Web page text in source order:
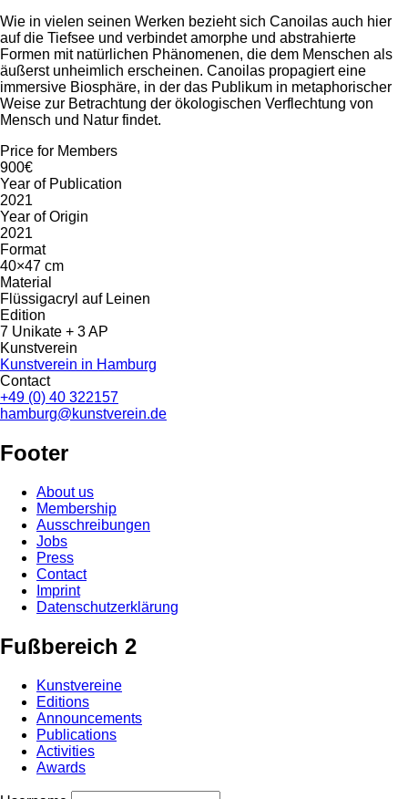
Wie in vielen seinen Werken bezieht sich Canoilas auch hier
auf die Tiefsee und verbindet amorphe und abstrahierte
Formen mit natürlichen Phänomenen, die dem Menschen als
äußerst unheimlich erscheinen. Canoilas propagiert eine
immersive Biosphäre, in der das Publikum in metaphorischer
Weise zur Betrachtung der ökologischen Verflechtung von
Mensch und Natur findet.
Price for Members
900€
Year of Publication
2021
Year of Origin
2021
Format
40×47 cm
Material
Flüssigacryl auf Leinen
Edition
7 Unikate + 3 AP
Kunstverein
Kunstverein in Hamburg
Contact
+49 (0) 40 322157
hamburg@kunstverein.de
Footer
About us
Membership
Ausschreibungen
Jobs
Press
Contact
Imprint
Datenschutzerklärung
Fußbereich 2
Kunstvereine
Editions
Announcements
Publications
Activities
Awards